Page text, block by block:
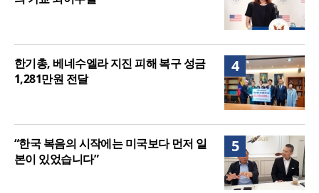
4
한기총, 베네수엘라 지진 피해 복구 성금
1,281만원 전달
5
“한국 복음의 시작에는 미국보다 먼저 일
본이 있었습니다”